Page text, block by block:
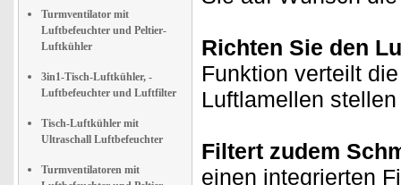
Turmventilator mit
Luftbefeuchter und Peltier-
Luftkühler
3in1-Tisch-Luftkühler, -
Luftbefeuchter und Luftfilter
Tisch-Luftkühler mit
Ultraschall Luftbefeuchter
Turmventilatoren mit
Richten Sie den
Funktion verteilt
Luftlamellen
Filtert zudem
einen integrierten